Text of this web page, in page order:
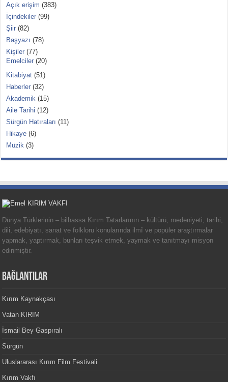
Açık erişim (383)
İçindekiler (99)
Şiir (82)
Başyazı (78)
Kişiler (77)
Emelciler (20)
Kitabiyat (51)
Haberler (32)
Akademik (15)
Aile Tarihi (12)
Sürgün Hatıraları (11)
Hikaye (6)
Müzik (3)
Dünya Türklerinin – bilhassa Kırım Tatarlarının – kültürü, medeniyeti, tarihi,
dili, edebiyatı, sanat ve folkloru konularında ilmî ve popüler araştırmalar
yapmak, yaptırmak, bunları teşvik etmek, yaymak ve tanıtmayı misyon
edinmiştir.
BAĞLANTILAR
Kırım Kaynakçası
Vatan KIRIM
İsmail Bey Gaspıralı
Sürgün
Uluslararası Kırım Film Festivali
Kırım Vakfı